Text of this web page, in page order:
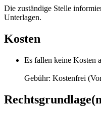
Die zuständige Stelle
Unterlagen.
Kosten
Es fallen keine Kosten
Gebühr: Kostenfrei